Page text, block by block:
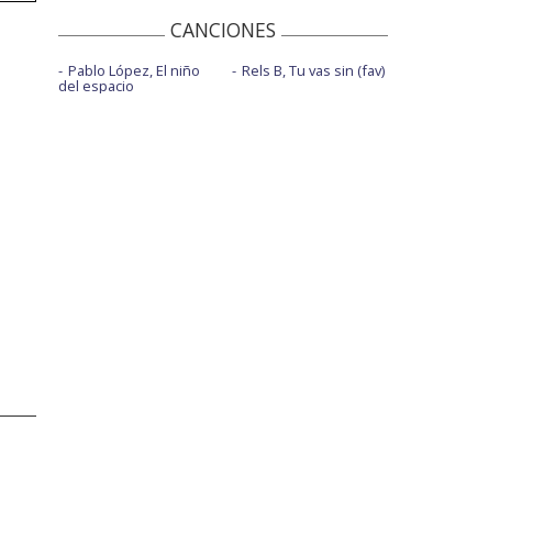
CANCIONES
Pablo López, El niño
del espacio
Rels B, Tu vas sin (fav)